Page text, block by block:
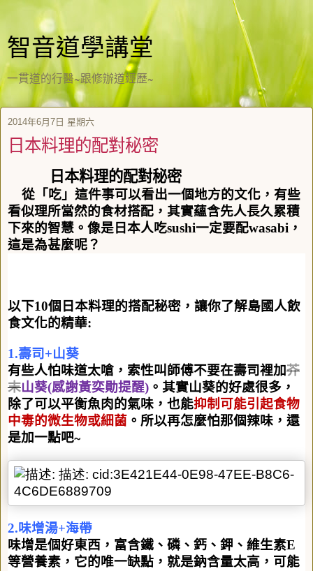
智音道學講堂
一貫道的行醫~跟修辦道經歷~
2014年6月7日 星期六
日本料理的配對秘密
日本料理的配對秘密
從「吃」這件事可以看出一個地方的文化，有些
看似理所當然的食材搭配，其實蘊含先人長久累積
下來的智慧。像是日本人吃sushi一定要配wasabi ，
這是為甚麼呢？
以下10個日本料理的搭配秘密，讓你了解島國人飲
食文化的精華:
1.壽司+山葵
有些人怕味道太嗆，索性叫師傅不要在壽司裡加芥
末山葵(感謝黃奕勛提醒) 。其實山葵的好處很多，
除了可以平衡魚肉的氣味，也能抑制可能引起食物
中毒的微生物或細菌 。所以再怎麼怕那個辣味，還
是加一點吧∼
2.味增湯+海帶
味增是個好東西，富含鐵、磷、鈣、鉀、維生素E
等營養素，它的唯一缺點，就是鈉含量太高，可能